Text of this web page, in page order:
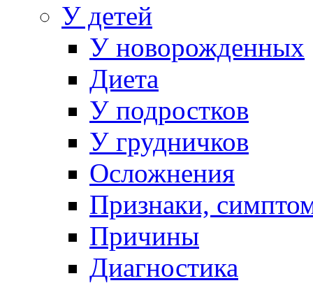
У детей
У новорожденных
Диета
У подростков
У грудничков
Осложнения
Признаки,
Причины
Диагностика